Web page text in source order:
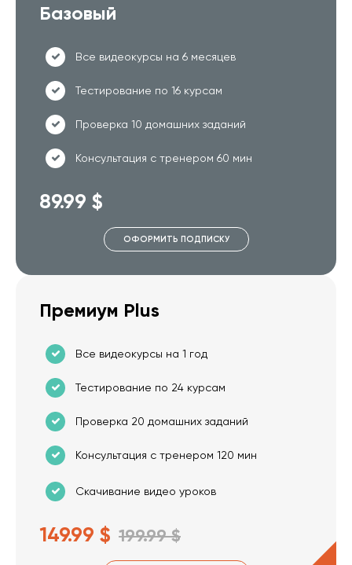
Базовый
Все видеокурсы на 6 месяцев
Тестирование по 16 курсам
Проверка 10 домашних заданий
Консультация с тренером 60 мин
89.99 $
ОФОРМИТЬ ПОДПИСКУ
Премиум Plus
Все видеокурсы на 1 год
Тестирование по 24 курсам
Проверка 20 домашних заданий
Консультация с тренером 120 мин
Скачивание видео уроков
149.99 $ 199.99 $